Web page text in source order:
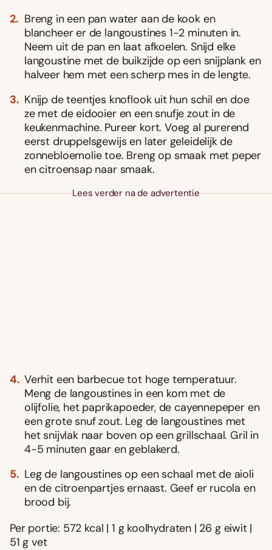
Breng in een pan water aan de kook en
blancheer er de langoustines 1-2 minuten in.
Neem uit de pan en laat afkoelen. Snijd elke
langoustine met de buikzijde op een snijplank en
halveer hem met een scherp mes in de lengte.
Knijp de teentjes knoflook uit hun schil en doe
ze met de eidooier en een snufje zout in de
keukenmachine. Pureer kort. Voeg al purerend
eerst druppelsgewijs en later geleidelijk de
zonnebloemolie toe. Breng op smaak met peper
en citroensap naar smaak.
Lees verder na de advertentie
Verhit een barbecue tot hoge temperatuur.
Meng de langoustines in een kom met de
olijfolie, het paprikapoeder, de cayennepeper en
een grote snuf zout. Leg de langoustines met
het snijvlak naar boven op een grillschaal. Gril in
4-5 minuten gaar en geblakerd.
Leg de langoustines op een schaal met de aioli
en de citroenpartjes ernaast. Geef er rucola en
brood bij.
Per portie: 572 kcal | 1 g koolhydraten | 26 g eiwit |
51 g vet